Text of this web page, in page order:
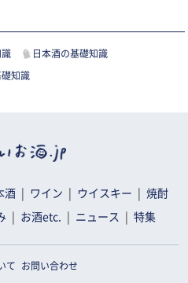
識 日本酒の基礎知識
礎知識
酒 ワイン ウイスキー 焼酎
お酒etc. ニュース 特集
て お問い合わせ